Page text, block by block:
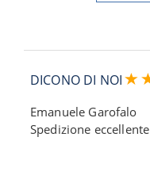
DICONO DI NOI
Emanuele Garofalo
Spedizione eccellente